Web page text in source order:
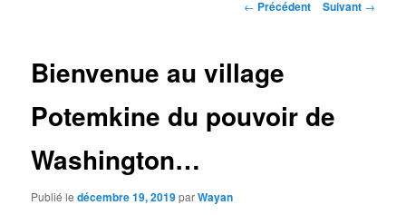
Navigation
← Précédent Suivant →
Bienvenue au village
Potemkine du pouvoir de
Washington…
Publié ledécembre 19, 2019parWayan